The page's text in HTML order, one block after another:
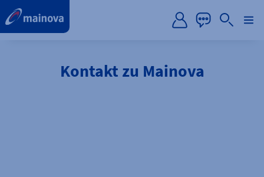
Kontakt zu Mainova